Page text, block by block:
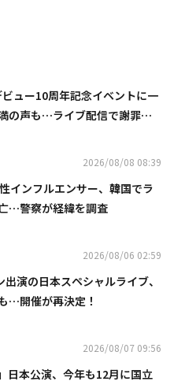
ュー10周年記念イベントに一
の声も…ライブ配信で謝罪
2026/08/08 08:39
インフルエンサー、韓国でラ
…警察が経緯を調査
2026/08/06 02:59
演の日本スペシャルライブ、
…開催が再決定！
2026/08/07 09:56
日本公演、今年も12月に国立